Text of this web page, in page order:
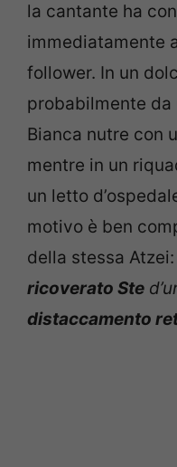
la cantante ha
immediatamente
follower. In un
probabilmente da
Bianca nutre con
mentre in un
un letto
motivo è ben
della stessa Atzei:
ricoverato Ste
distaccamento